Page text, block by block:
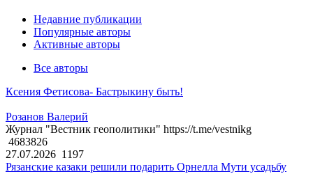
Недавние публикации
Популярные авторы
Активные авторы
Все авторы
Ксения Фетисова- Бастрыкину быть!
Розанов Валерий
Журнал "Вестник геополитики" https://t.me/vestnikg
4683826
27.07.2026 1197
Рязанские казаки решили подарить Орнелла Мути усадьбу